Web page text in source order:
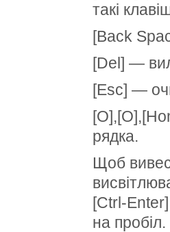
такі
[Back
[Del] —
[Esc] —
рядка.
Щоб
[Ctrl-
на пробіл.